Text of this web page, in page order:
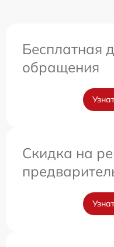
Бесплатная
обращения
Скидка на